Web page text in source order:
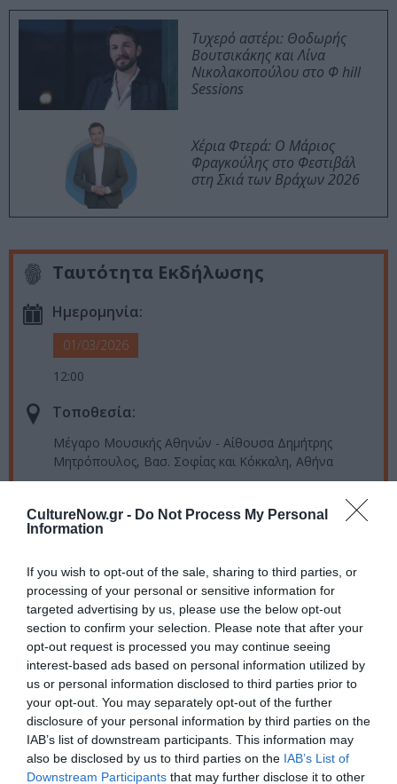
CultureNow.gr - Do Not Process My Personal
Information
If you wish to opt-out of the sale, sharing to third parties, or
processing of your personal or sensitive information for
targeted advertising by us, please use the below opt-out
section to confirm your selection. Please note that after your
opt-out request is processed you may continue seeing
interest-based ads based on personal information utilized by
us or personal information disclosed to third parties prior to
your opt-out. You may separately opt-out of the further
disclosure of your personal information by third parties on the
IAB’s list of downstream participants. This information may
also be disclosed by us to third parties on the IAB’s List of
Downstream Participants that may further disclose it to other
Τυχερό αστέρι: Θοδωρής
Βουτσικάκης και Λίνα
Νικολακοπούλου στο Φ hill
Sessions
Χέρια Φτερά: Ο Μάριος
Φραγκούλης στο Φεστιβάλ
στη Σκιά των Βράχων 2026
Ταυτότητα Εκδήλωσης
Ημερομηνία:
01/03/2026
12:00
Τοποθεσία:
Μέγαρο Μουσικής Αθηνών - Αίθουσα Δημήτρης
Μητρόπουλος, Βασ. Σοφίας και Κόκκαλη, Αθήνα
8 € (εκπτωτικό) | 12 € | 18 €
Πληροφορίες / Κρατήσεις:
Τηλ.: 210 7282333 |megaron.gr
Ακολουθήστε το Culturenow.gr στοGoogle Newsκαι
μάθετε πρώτοι όλες τις ειδήσεις
Δείτε όλα τατελευταία νέαγια την Τέχνη και τον
Πολιτισμό στοCulturenow.gr